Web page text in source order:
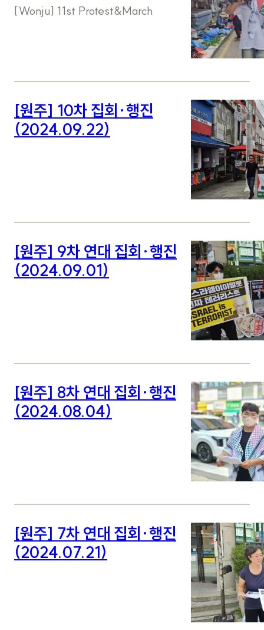
[Wonju] 11st Protest&March
[원주] 10차 집회·행진
(2024.09.22)
[원주] 9차 연대 집회·행진
(2024.09.01)
[원주] 8차 연대 집회·행진
(2024.08.04)
[원주] 7차 연대 집회·행진
(2024.07.21)